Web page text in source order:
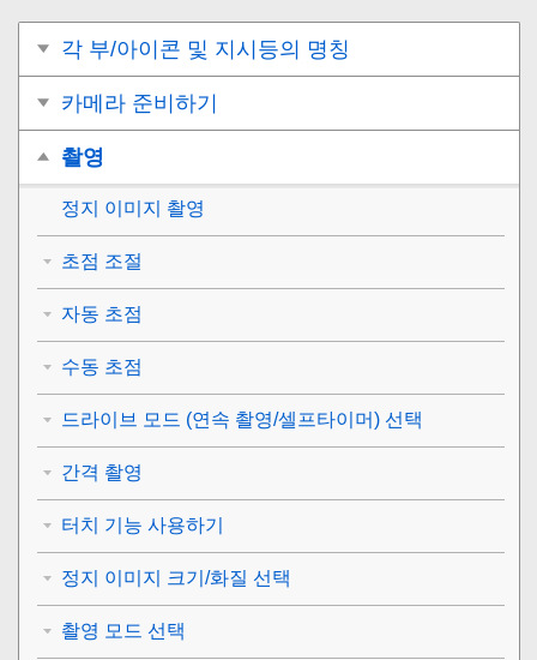
각 부/아이콘 및 지시등의 명칭
카메라 준비하기
촬영
정지 이미지 촬영
초점 조절
자동 초점
수동 초점
드라이브 모드 (연속 촬영/셀프타이머) 선택
간격 촬영
터치 기능 사용하기
정지 이미지 크기/화질 선택
촬영 모드 선택